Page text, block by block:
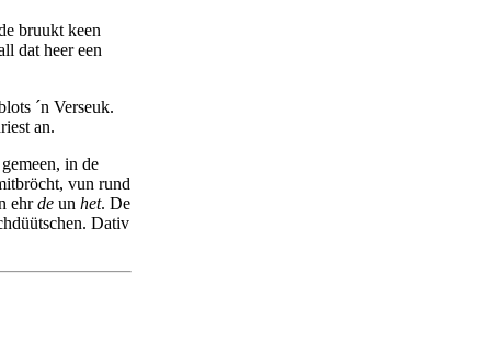
bruukt keen
dat heer een
´n Verseuk.
an.
in de
vun rund
ehrde un het. De
Dativ